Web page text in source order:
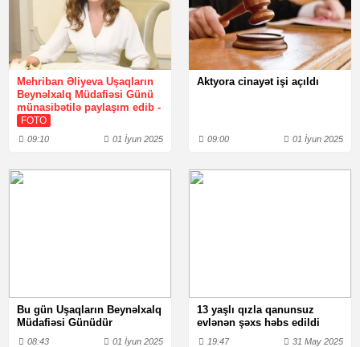
Mehriban Əliyeva Uşaqların
Beynəlxalq Müdafiəsi Günü
münasibətilə paylaşım edib -
FOTO
09:10 01 İyun 2025
Aktyora cinayət işi açıldı
09:00 01 İyun 2025
Bu gün Uşaqların Beynəlxalq
Müdafiəsi Günüdür
08:43 01 İyun 2025
13 yaşlı qızla qanunsuz
evlənən şəxs həbs edildi
19:47 31 May 2025